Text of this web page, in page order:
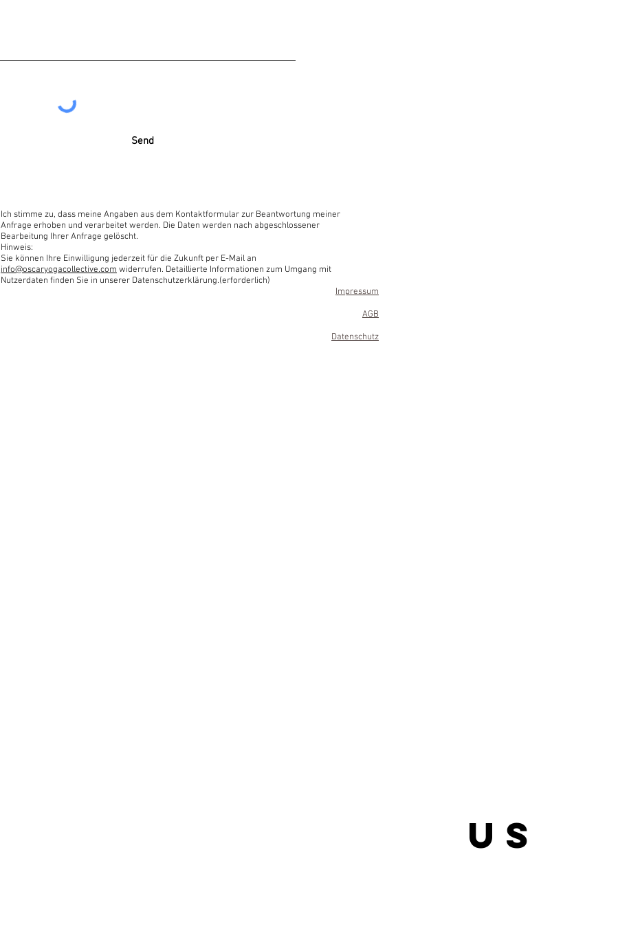
Send
Ich stimme zu, dass meine Angaben aus dem Kontaktformular zur Beantwortung meiner
Anfrage erhoben und verarbeitet werden. Die Daten werden nach abgeschlossener
Bearbeitung Ihrer Anfrage gelöscht.
Hinweis:
Sie können Ihre Einwilligung jederzeit für die Zukunft per E-Mail an
info@oscaryogacollective.com widerrufen. Detaillierte Informationen zum Umgang mit
Nutzerdaten finden Sie in unserer Datenschutzerklärung.(erforderlich)
Impressum
AGB
Datenschutz
us